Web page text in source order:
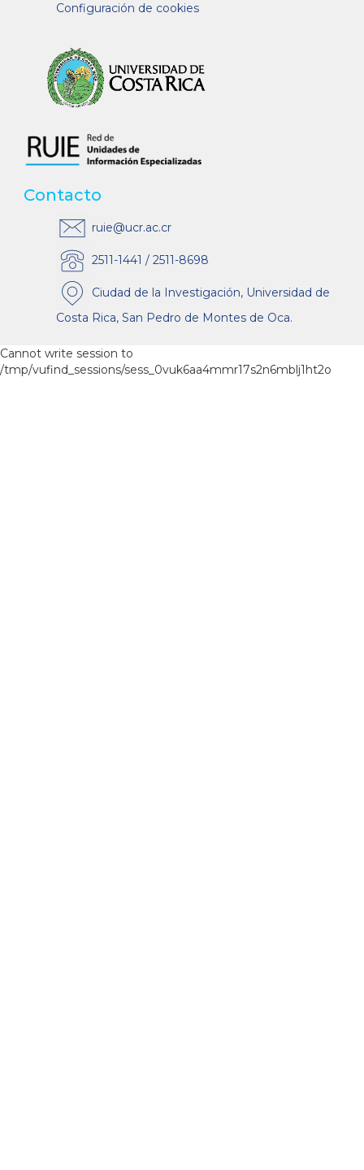
Configuración de cookies
Contacto
ruie@ucr.ac.cr
2511-1441 / 2511-8698
Ciudad de la Investigación, Universidad de
Costa Rica, San Pedro de Montes de Oca.
Cannot write session to
/tmp/vufind_sessions/sess_0vuk6aa4mmr17s2n6mblj1ht2o